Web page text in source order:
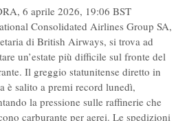
6 aprile 2026, 19:06 BST
Consolidated Airlines Group SA,
di British Airways, si trova ad
un’estate più difficile sul fronte del
Il greggio statunitense diretto in
è salito a premi record lunedì,
la pressione sulle raffinerie che
carburante per aerei. Le spedizioni